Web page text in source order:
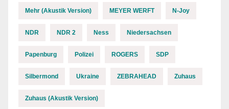
Mehr (Akustik Version) MEYER WERFT N-Joy
NDR NDR 2 Ness Niedersachsen
Papenburg Polizei ROGERS SDP
Silbermond Ukraine ZEBRAHEAD Zuhaus
Zuhaus (Akustik Version)